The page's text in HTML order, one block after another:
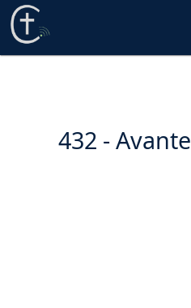
432 -